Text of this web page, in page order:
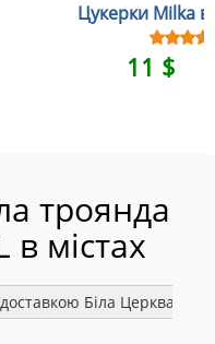
Цукерки Milka
11 $
троянда
в містах
Біла Церква